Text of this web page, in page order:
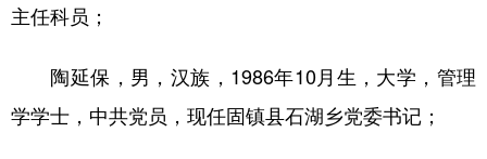
四川
新疆 内蒙古 黑龙江
主任科员；
陶延保，男，汉族，1986年10月生，大学，管理
学学士，中共党员，现任固镇县石湖乡党委书记；